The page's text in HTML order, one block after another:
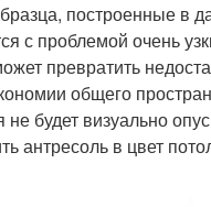
построенные в
с проблемой очень
превратить
общего
будет визуально
антресоль в цвет